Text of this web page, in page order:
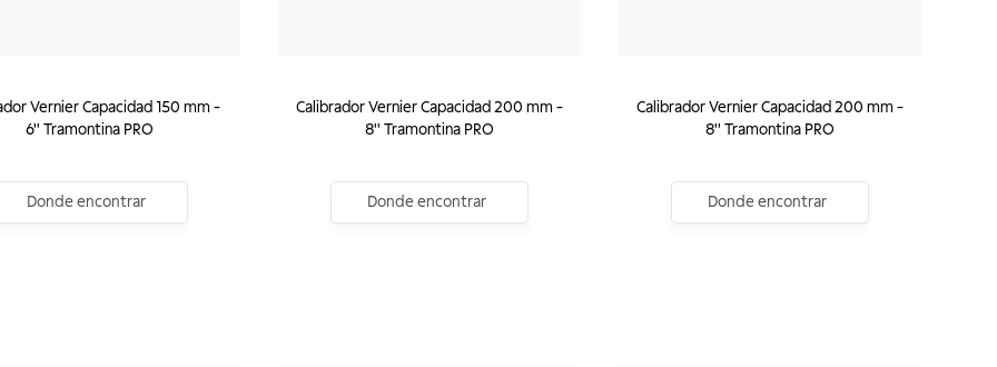
Vernier Capacidad 150 mm -
6'' Tramontina PRO
Donde encontrar
Calibrador Vernier Capacidad 200 mm -
8'' Tramontina PRO
Donde encontrar
Calibrador Vernier Capacidad 200 mm -
8'' Tramontina PRO
Donde encontrar